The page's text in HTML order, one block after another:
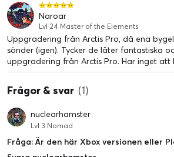
Allsmäktigt
Hör spelljud på ett helt nytt sätt.
annan värld med uppslukande
allsmäktiga ljudet är
Stig över verkligheten
Naroar
Lvl 24 Master of the Elements
Uppgradering från Arctis Pro, då ena
sönder (igen). Tycker de låter fantastiska
uppgradering från Arctis Pro. Har inget att
Frågor & svar (1)
nuclearhamster
Lvl 3 Nomad
Fråga: Är den här Xbox versionen eller